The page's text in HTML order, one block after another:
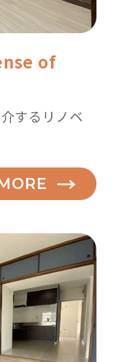
of
するリノベ